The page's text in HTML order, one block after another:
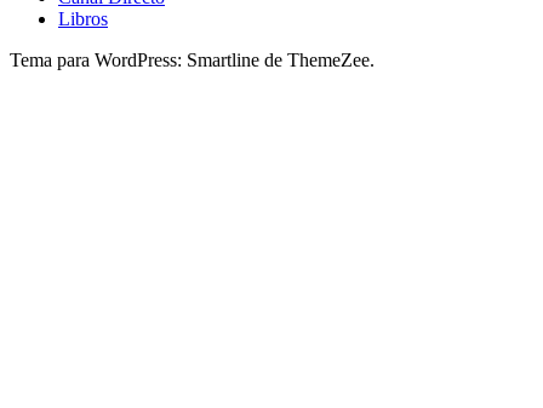
Libros
Tema para WordPress: Smartline de ThemeZee.